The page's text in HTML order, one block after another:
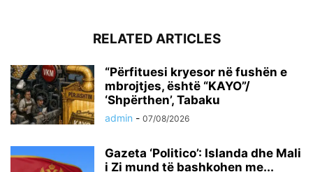
RELATED ARTICLES
“Përfituesi kryesor në fushën e
mbrojtjes, është “KAYO”/
‘Shpërthen’, Tabaku
admin - 07/08/2026
Gazeta ‘Politico’: Islanda dhe Mali
i Zi mund të bashkohen me...